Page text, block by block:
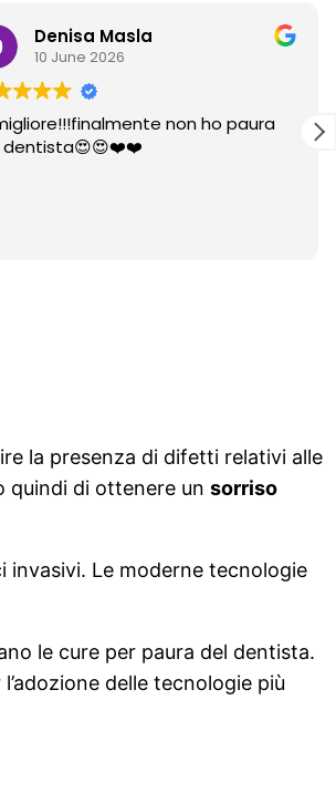
Denisa Masla
10 June 2026
non ho paura
dentista😍😍❤️❤️
la presenza di difetti relativi alle
quindi di ottenere un sorriso
Le moderne tecnologie
le cure per paura del dentista.
delle tecnologie più